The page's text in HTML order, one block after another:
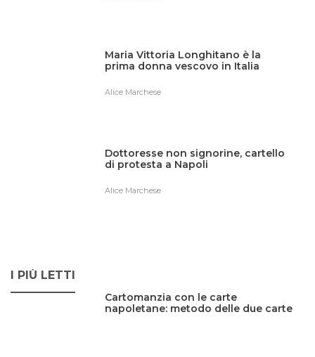
Maria Vittoria Longhitano è la
prima donna vescovo in Italia
Alice Marchese
Dottoresse non signorine, cartello
di protesta a Napoli
Alice Marchese
I PIÙ LETTI
Cartomanzia con le carte
napoletane: metodo delle due carte